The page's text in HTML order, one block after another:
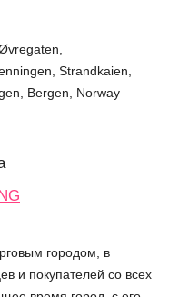
Strandkaien,
Bergen, Norway
городом, в
и покупателей со всех